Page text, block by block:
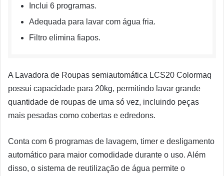
Inclui 6 programas.
Adequada para lavar com água fria.
Filtro elimina fiapos.
A Lavadora de Roupas semiautomática LCS20 Colormaq
possui capacidade para 20kg, permitindo lavar grande
quantidade de roupas de uma só vez, incluindo peças
mais pesadas como cobertas e edredons.
Conta com 6 programas de lavagem, timer e desligamento
automático para maior comodidade durante o uso. Além
disso, o sistema de reutilização de água permite o